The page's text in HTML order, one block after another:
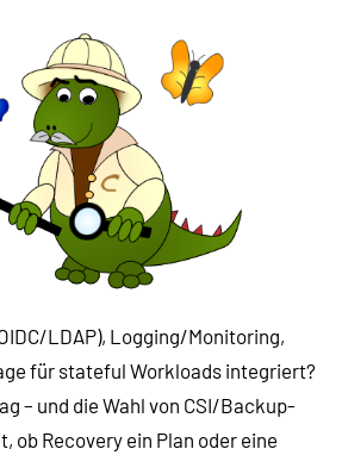
LDAP), Logging/Monitoring,
für stateful Workloads integriert?
– und die Wahl von CSI/Backup-
ob Recovery ein Plan oder eine